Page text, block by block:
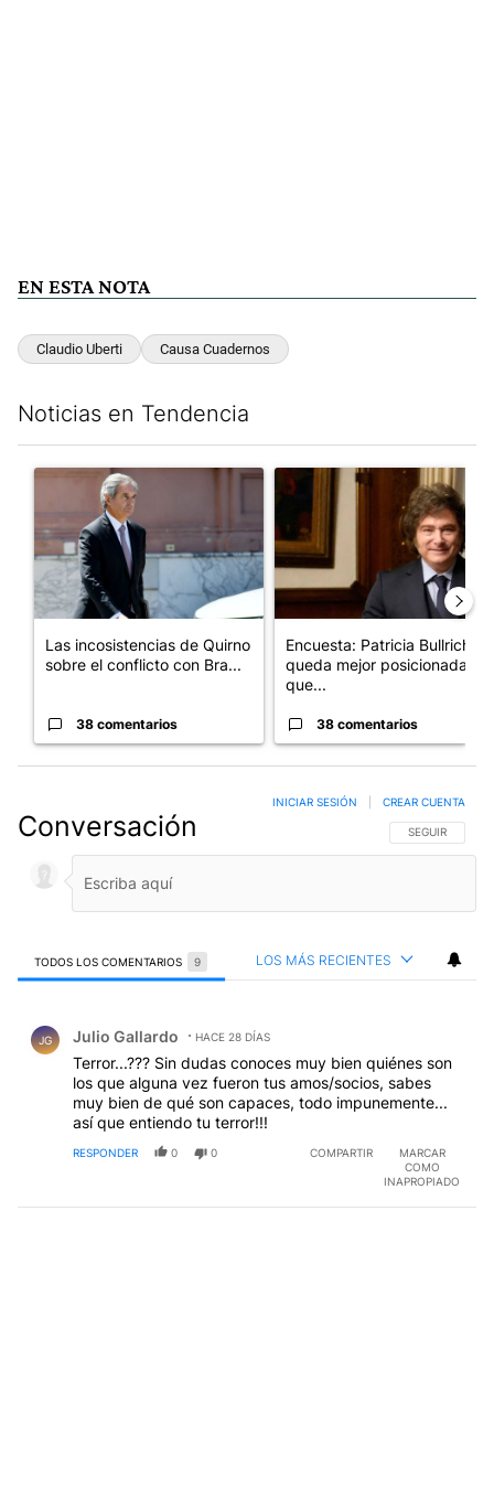
EN ESTA NOTA
Claudio Uberti Causa Cuadernos
Noticias en Tendencia
Un artículo de tendencia con el título "Las incosistencias de
Las incosistencias de Quirno
sobre el conflicto con Bra...
38 comentarios
Un artículo de tendencia con
Encuesta: Patricia Bullrich
queda mejor posicionada
que...
38 comentarios
Conversación SIGA ESTA
SEGUIR
INICIAR SESIÓN CREAR CUENTA
TODOS LOS COMENTARIOS 9 LOS MÁS RECIENTES
JG Julio Gallardo HACE 28 DÍAS
Terror...??? Sin dudas conoces muy bien quiénes son
los que alguna vez fueron tus amos/socios, sabes
muy bien de qué son capaces, todo impunemente...
así que entiendo tu terror!!!
RESPONDER 0 0 COMPARTIR
MARCAR
COMO
INAPROPIADO